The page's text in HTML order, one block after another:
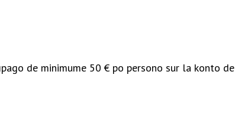
de minimume 50 € po persono sur la konto de